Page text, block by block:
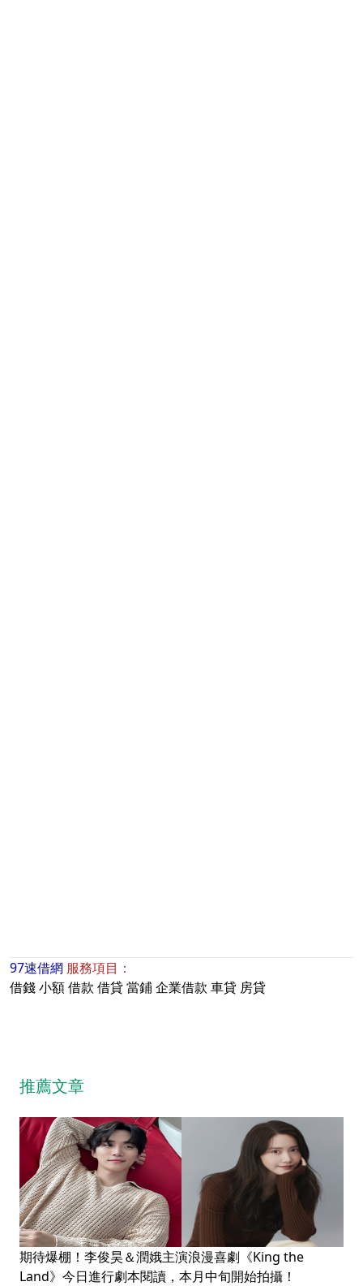
97速借網 服務項目：
借錢小額借款 借貸當鋪企業借款 車貸 房貸
推薦文章
期待爆棚！李俊昊＆潤娥主演浪漫喜劇《King the
Land》今日進行劇本閱讀，本月中旬開始拍攝！